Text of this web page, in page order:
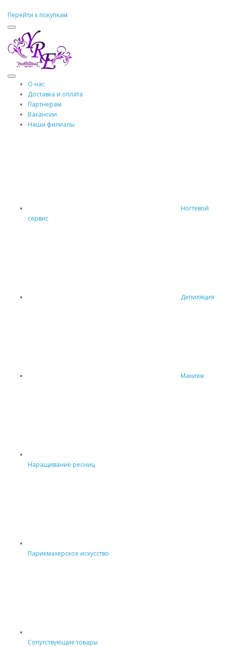
Перейти к покупкам
О нас
Доставка и оплата
Партнерам
Вакансии
Наши филиалы
Ногтевой
сервис
Депиляция
Макияж
Наращивание ресниц
Парикмахерское искусство
Сопутствующие товары